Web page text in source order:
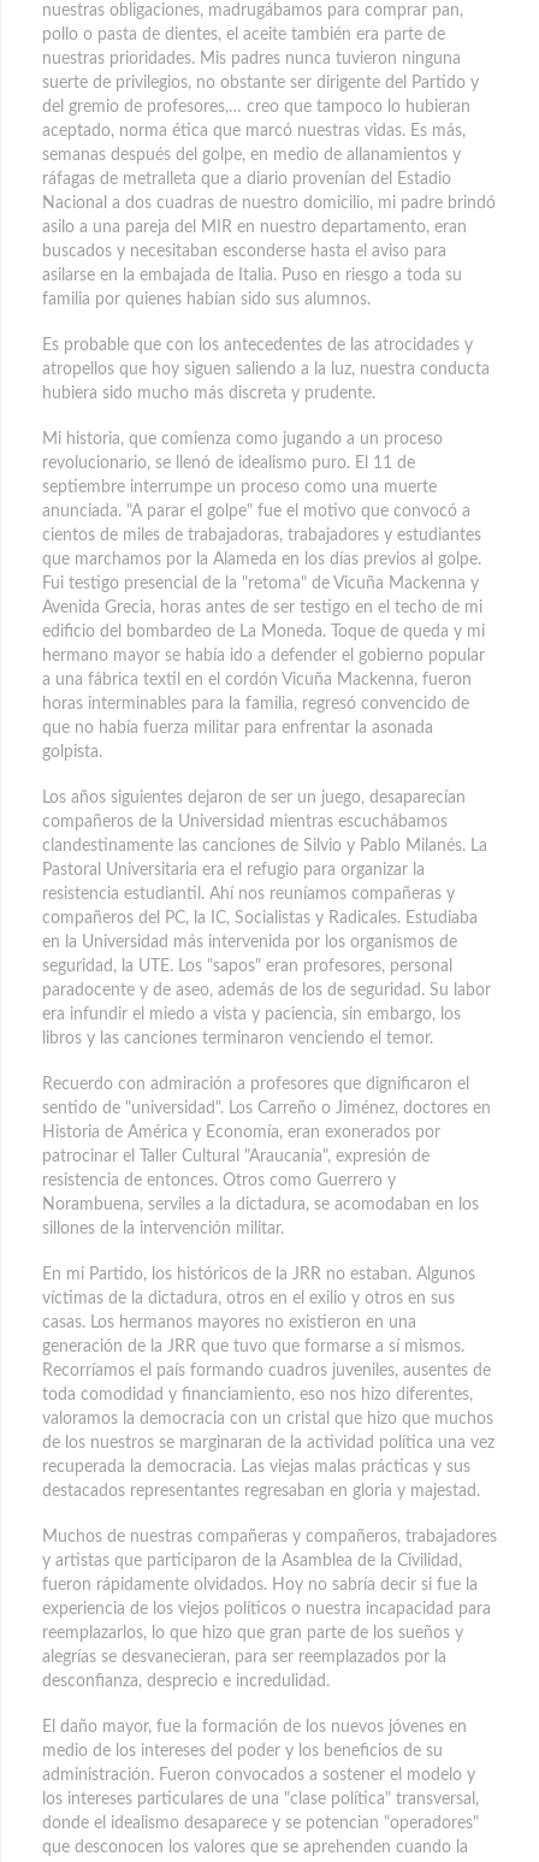
nuestras obligaciones, madrugábamos para comprar pan,
pollo o pasta de dientes, el aceite también era parte de
nuestras prioridades. Mis padres nunca tuvieron ninguna
suerte de privilegios, no obstante ser dirigente del Partido y
del gremio de profesores,… creo que tampoco lo hubieran
aceptado, norma ética que marcó nuestras vidas. Es más,
semanas después del golpe, en medio de allanamientos y
ráfagas de metralleta que a diario provenían del Estadio
Nacional a dos cuadras de nuestro domicilio, mi padre brindó
asilo a una pareja del MIR en nuestro departamento, eran
buscados y necesitaban esconderse hasta el aviso para
asilarse en la embajada de Italia. Puso en riesgo a toda su
familia por quienes habían sido sus alumnos.
Es probable que con los antecedentes de las atrocidades y
atropellos que hoy siguen saliendo a la luz, nuestra conducta
hubiera sido mucho más discreta y prudente.
Mi historia, que comienza como jugando a un proceso
revolucionario, se llenó de idealismo puro. El 11 de
septiembre interrumpe un proceso como una muerte
anunciada. "A parar el golpe" fue el motivo que convocó a
cientos de miles de trabajadoras, trabajadores y estudiantes
que marchamos por la Alameda en los días previos al golpe.
Fui testigo presencial de la "retoma" de Vicuña Mackenna y
Avenida Grecia, horas antes de ser testigo en el techo de mi
edificio del bombardeo de La Moneda. Toque de queda y mi
hermano mayor se había ido a defender el gobierno popular
a una fábrica textil en el cordón Vicuña Mackenna, fueron
horas interminables para la familia, regresó convencido de
que no había fuerza militar para enfrentar la asonada
golpista.
Los años siguientes dejaron de ser un juego, desaparecían
compañeros de la Universidad mientras escuchábamos
clandestinamente las canciones de Silvio y Pablo Milanés. La
Pastoral Universitaria era el refugio para organizar la
resistencia estudiantil. Ahí nos reuníamos compañeras y
compañeros del PC, la IC, Socialistas y Radicales. Estudiaba
en la Universidad más intervenida por los organismos de
seguridad, la UTE. Los "sapos" eran profesores, personal
paradocente y de aseo, además de los de seguridad. Su labor
era infundir el miedo a vista y paciencia, sin embargo, los
libros y las canciones terminaron venciendo el temor.
Recuerdo con admiración a profesores que dignificaron el
sentido de "universidad". Los Carreño o Jiménez, doctores en
Historia de América y Economía, eran exonerados por
patrocinar el Taller Cultural "Araucanía", expresión de
resistencia de entonces. Otros como Guerrero y
Norambuena, serviles a la dictadura, se acomodaban en los
sillones de la intervención militar.
En mi Partido, los históricos de la JRR no estaban. Algunos
víctimas de la dictadura, otros en el exilio y otros en sus
casas. Los hermanos mayores no existieron en una
generación de la JRR que tuvo que formarse a sí mismos.
Recorríamos el país formando cuadros juveniles, ausentes de
toda comodidad y financiamiento, eso nos hizo diferentes,
valoramos la democracia con un cristal que hizo que muchos
de los nuestros se marginaran de la actividad política una vez
recuperada la democracia. Las viejas malas prácticas y sus
destacados representantes regresaban en gloria y majestad.
Muchos de nuestras compañeras y compañeros, trabajadores
y artistas que participaron de la Asamblea de la Civilidad,
fueron rápidamente olvidados. Hoy no sabría decir si fue la
experiencia de los viejos políticos o nuestra incapacidad para
reemplazarlos, lo que hizo que gran parte de los sueños y
alegrías se desvanecieran, para ser reemplazados por la
desconfianza, desprecio e incredulidad.
El daño mayor, fue la formación de los nuevos jóvenes en
medio de los intereses del poder y los beneficios de su
administración. Fueron convocados a sostener el modelo y
los intereses particulares de una "clase política" transversal,
donde el idealismo desaparece y se potencian "operadores"
que desconocen los valores que se aprehenden cuando la